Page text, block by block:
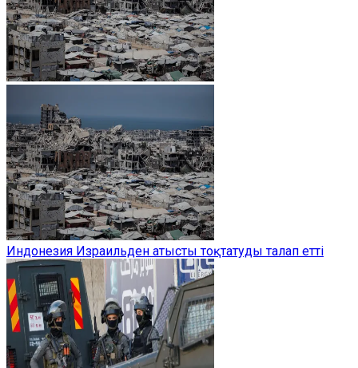
Индонезия Израильден атысты тоқтатуды талап етті